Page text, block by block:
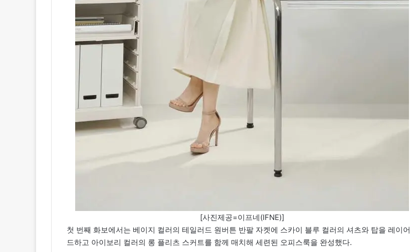
[사진제공=이프네(IFNE)]
첫 번째 화보에서는 베이지 컬러의 테일러드 원버튼 반팔 자켓에 스카이 블루 컬러의 셔츠와 탑을 레이어
드하고 아이보리 컬러의 롱 플리츠 스커트를 함께 매치해 세련된 오피스룩을 완성했다.